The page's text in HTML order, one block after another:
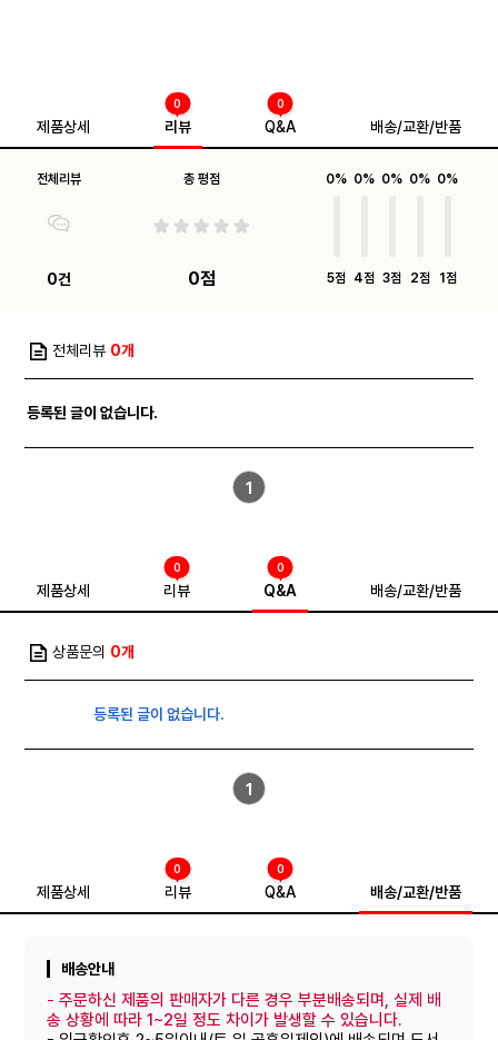
제품상세 리뷰
0
Q&A
0
배송/교환/반품
전체리뷰
0건
총 평점
0점
0%
5점
0%
4점
0%
3점
0%
2점
0%
1점
전체리뷰 0개
등록된 글이 없습니다.
1
제품상세 리뷰
0
Q&A
0
배송/교환/반품
상품문의 0개
등록된 글이 없습니다.
1
제품상세 리뷰
0
Q&A
0
배송/교환/반품
배송안내
-주문하신 제품의 판매자가 다른 경우 부분배송되며, 실제 배
송 상황에 따라 1~2일 정도 차이가 발생할 수 있습니다.